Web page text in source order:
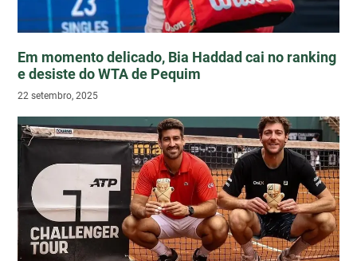
Em momento delicado, Bia Haddad cai no ranking
e desiste do WTA de Pequim
22 setembro, 2025